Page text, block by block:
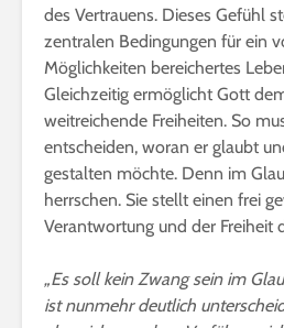
des Vertrauens. Dieses Gefühl
zentralen Bedingungen für ein
Möglichkeiten bereichertes
Gleichzeitig ermöglicht Gott
weitreichende Freiheiten. So
entscheiden, woran er glaubt
gestalten möchte. Denn im
herrschen. Sie stellt einen frei
Verantwortung und der Freiheit
„Es soll kein Zwang sein im
ist nunmehr deutlich